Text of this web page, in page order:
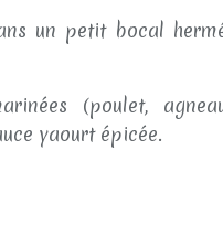
un petit bocal
(poulet,
yaourt épicée.